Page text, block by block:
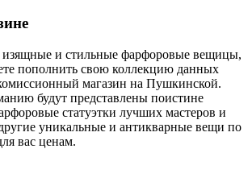
изящные и стильные фарфоровые вещицы,
пополнить свою коллекцию данных
магазин на Пушкинской.
будут представлены поистине
статуэтки лучших мастеров и
уникальные и антикварные вещи по
вас ценам.